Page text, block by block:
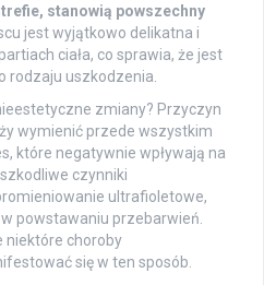
stanowią powszechny
jest wyjątkowo delikatna i
ciała, co sprawia, że jest
rodzaju uszkodzenia.
zmiany? Przyczyn
wymienić przede wszystkim
które negatywnie wpływają na
czynniki
ultrafioletowe,
powstawaniu przebarwień.
niektóre choroby
się w ten sposób.